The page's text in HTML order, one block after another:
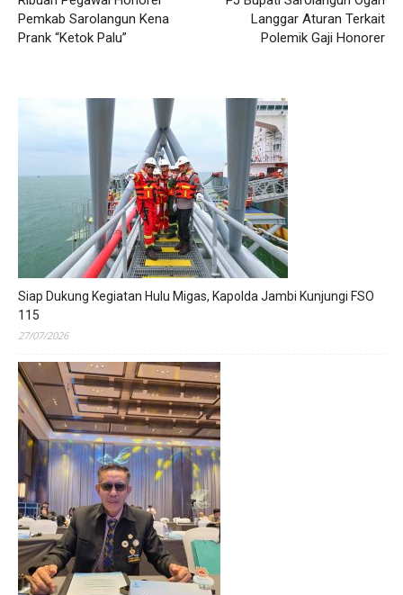
Pemkab Sarolangun Kena
Prank “Ketok Palu”
Langgar Aturan Terkait
Polemik Gaji Honorer
Siap Dukung Kegiatan Hulu Migas, Kapolda Jambi Kunjungi FSO
115
27/07/2026